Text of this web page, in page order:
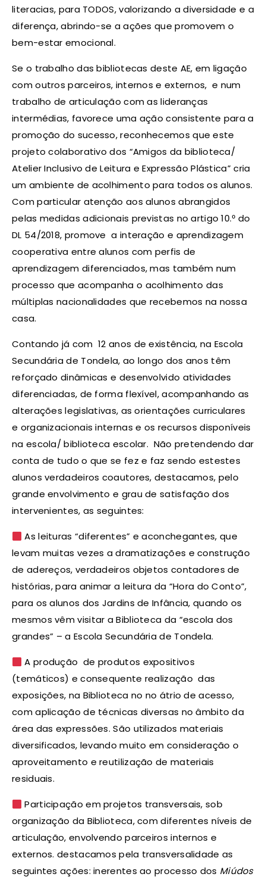
literacias, para TODOS, valorizando a diversidade e a
diferença, abrindo-se a ações que promovem o
bem-estar emocional.
Se o trabalho das bibliotecas deste AE, em ligação
com outros parceiros, internos e externos, e num
trabalho de articulação com as lideranças
intermédias, favorece uma ação consistente para a
promoção do sucesso, reconhecemos que este
projeto colaborativo dos “Amigos da biblioteca/
Atelier Inclusivo de Leitura e Expressão Plástica” cria
um ambiente de acolhimento para todos os alunos.
Com particular atenção aos alunos abrangidos
pelas medidas adicionais previstas no artigo 10.º do
DL 54/2018, promove a interação e aprendizagem
cooperativa entre alunos com perfis de
aprendizagem diferenciados, mas também num
processo que acompanha o acolhimento das
múltiplas nacionalidades que recebemos na nossa
casa.
Contando já com 12 anos de existência, na Escola
Secundária de Tondela, ao longo dos anos têm
reforçado dinâmicas e desenvolvido atividades
diferenciadas, de forma flexível, acompanhando as
alterações legislativas, as orientações curriculares
e organizacionais internas e os recursos disponíveis
na escola/ biblioteca escolar. Não pretendendo dar
conta de tudo o que se fez e faz sendo estestes
alunos verdadeiros coautores, destacamos, pelo
grande envolvimento e grau de satisfação dos
intervenientes, as seguintes:
As leituras “diferentes” e aconchegantes, que
levam muitas vezes a dramatizações e construção
de adereços, verdadeiros objetos contadores de
histórias, para animar a leitura da “Hora do Conto”,
para os alunos dos Jardins de Infância, quando os
mesmos vêm visitar a Biblioteca da “escola dos
grandes” – a Escola Secundária de Tondela.
A produção de produtos expositivos
(temáticos) e consequente realização das
exposições, na Biblioteca no no átrio de acesso,
com aplicação de técnicas diversas no âmbito da
área das expressões. São utilizados materiais
diversificados, levando muito em consideração o
aproveitamento e reutilização de materiais
residuais.
Participação em projetos transversais, sob
organização da Biblioteca, com diferentes níveis de
articulação, envolvendo parceiros internos e
externos. destacamos pela transversalidade as
seguintes ações: inerentes ao processo dos Miúdos